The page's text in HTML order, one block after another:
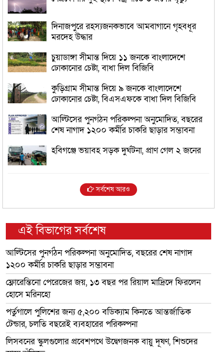
দিনাজপুরে রহস্যজনকভাবে আমবাগানে গৃহবধূর
মরদেহ উদ্ধার
চুয়াডাঙ্গা সীমান্ত দিয়ে ১১ জনকে বাংলাদেশে
ঢোকানোর চেষ্টা, বাধা দিল বিজিবি
কুড়িগ্রাম সীমান্ত দিয়ে ৯ জনকে বাংলাদেশে
ঢোকানোর চেষ্টা, বিএসএফকে বাধা দিল বিজিবি
আল্টিসের পুনর্গঠন পরিকল্পনা অনুমোদিত, বছরের
শেষ নাগাদ ১২০০ কর্মীর চাকরি ছাড়ার সম্ভাবনা
হবিগঞ্জে ভয়াবহ সড়ক দুর্ঘটনা, প্রাণ গেল ২ জনের
সর্বশেষ আরও
এই বিভাগের সর্বশেষ
আল্টিসের পুনর্গঠন পরিকল্পনা অনুমোদিত, বছরের শেষ নাগাদ
১২০০ কর্মীর চাকরি ছাড়ার সম্ভাবনা
ফ্লোরেন্তিনো পেরেজের জয়, ১৩ বছর পর রিয়াল মাদ্রিদে ফিরলেন
হোসে মরিনহো
পর্তুগালে পুলিশের জন্য ৫,২০০ বডিক্যাম কিনতে আন্তর্জাতিক
টেন্ডার, চলতি বছরেই ব্যবহারের পরিকল্পনা
লিসবনের স্কুলগুলোর প্রবেশপথে উদ্বেগজনক বায়ু দূষণ, শিশুদের